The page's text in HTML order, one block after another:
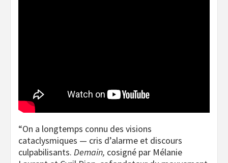
“On a longtemps connu des visions
cataclysmiques — cris d’alarme et discours
culpabilisants. Demain, cosigné par Mélanie